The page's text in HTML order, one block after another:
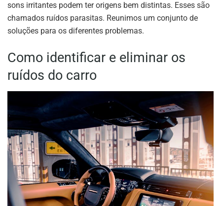
sons irritantes podem ter origens bem distintas. Esses são
chamados ruídos parasitas. Reunimos um conjunto de
soluções para os diferentes problemas.
Como identificar e eliminar os
ruídos do carro